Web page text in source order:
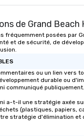
de Grand Beach
fréquemment posées par
et de sécurité, de
ou un lien vers
durable ou
communiqué publiquement.
a-t-il une stratégie axée
(plastiques, papiers,
stratégie d'élimination et